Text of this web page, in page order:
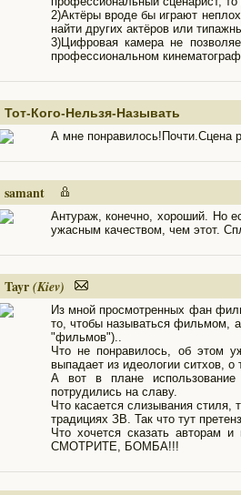
2)Актёры вроде бы играют
найти других актёров или
3)Цифровая камера не
профессиональном
Тот-Кого-Нельзя-Называть
А мне понравилось!Почти.Сцена
samant
Антураж, конечно, хороший. Но
ужасным качеством, чем этот.
Tayr (Kiev)
Из мной просмотренных фан
то, чтобы называться фильмом,
"фильмов")..
Что не понравилось, об этом
выпадает из идеологии ситхов, о
А вот в плане
потрудились на славу.
Что касается слизывания
традициях ЗВ. Так что тут
Что хочется сказать
СМОТРИТЕ, БОМБА!!!